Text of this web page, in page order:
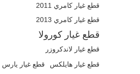
قطع غيار كامري 2011
قطع غيار كامري 2013
قطع غيار كورولا
قطع غيار لاندكروزر
قطع غيار هايلكس قطع غيار يارس